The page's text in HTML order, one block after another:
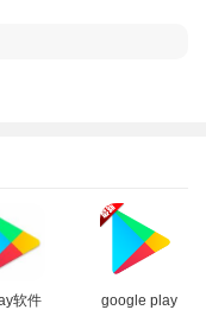
软件
google play